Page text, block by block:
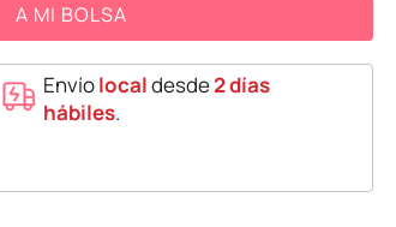
A MI BOLSA
Envíolocaldesde2 días
hábiles.